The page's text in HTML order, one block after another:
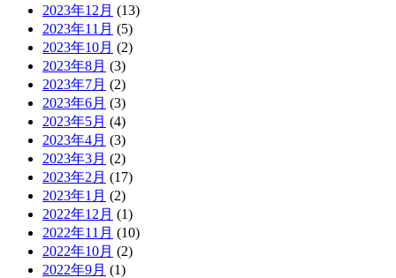
2023年12月 (13)
2023年11月 (5)
2023年10月 (2)
2023年8月 (3)
2023年7月 (2)
2023年6月 (3)
2023年5月 (4)
2023年4月 (3)
2023年3月 (2)
2023年2月 (17)
2023年1月 (2)
2022年12月 (1)
2022年11月 (10)
2022年10月 (2)
2022年9月 (1)